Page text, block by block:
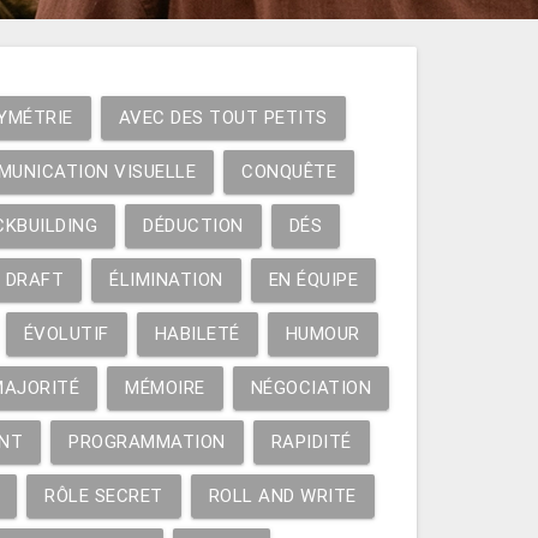
AVEC DES TOUT PETITS
VISUELLE CONQUÊTE
DÉDUCTION DÉS
DRAFT ÉLIMINATION EN ÉQUIPE
ÉVOLUTIF HABILETÉ HUMOUR
MÉMOIRE NÉGOCIATION
PROGRAMMATION RAPIDITÉ
RÔLE SECRET ROLL AND WRITE